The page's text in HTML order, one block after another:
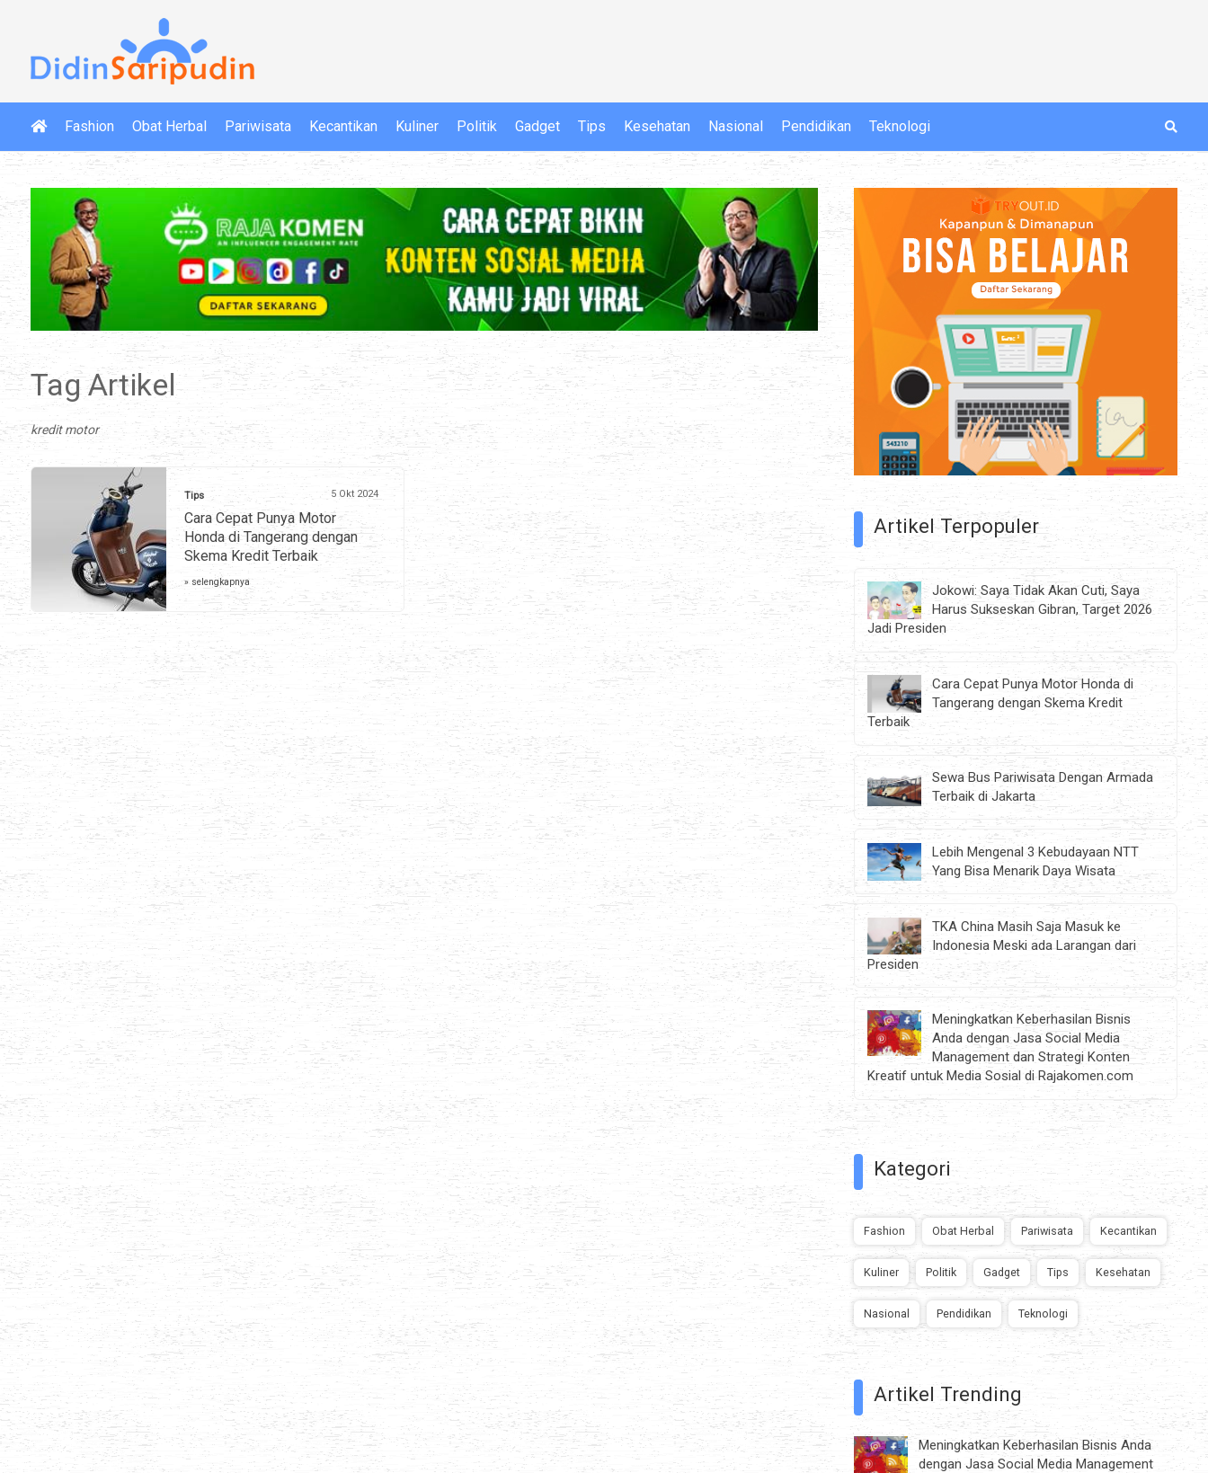
Fashion Obat Herbal Pariwisata Kecantikan Kuliner Politik Gadget Tips Kesehatan Nasional Pendidikan Teknologi
Tag Artikel
kredit motor
Tips 5 Okt 2024
Cara Cepat Punya Motor
Honda di Tangerang dengan
Skema Kredit Terbaik
» selengkapnya
Artikel Terpopuler
Jokowi: Saya Tidak Akan Cuti, Saya
Harus Sukseskan Gibran, Target 2026
Jadi Presiden
Cara Cepat Punya Motor Honda di
Tangerang dengan Skema Kredit
Terbaik
Sewa Bus Pariwisata Dengan Armada
Terbaik di Jakarta
Lebih Mengenal 3 Kebudayaan NTT
Yang Bisa Menarik Daya Wisata
TKA China Masih Saja Masuk ke
Indonesia Meski ada Larangan dari
Presiden
Meningkatkan Keberhasilan Bisnis
Anda dengan Jasa Social Media
Management dan Strategi Konten
Kreatif untuk Media Sosial di Rajakomen.com
Kategori
Fashion Obat Herbal Pariwisata Kecantikan
Kuliner Politik Gadget Tips Kesehatan
Nasional Pendidikan Teknologi
Artikel Trending
Meningkatkan Keberhasilan Bisnis Anda
dengan Jasa Social Media Management